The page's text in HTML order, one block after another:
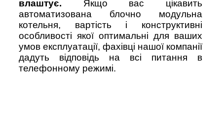
влаштує. Якщо вас цікавить
автоматизована блочно модульна
котельня, вартість і конструктивні
особливості якої оптимальні для ваших
умов експлуатації, фахівці нашої компанії
дадуть відповідь на всі питання в
телефонному режимі.